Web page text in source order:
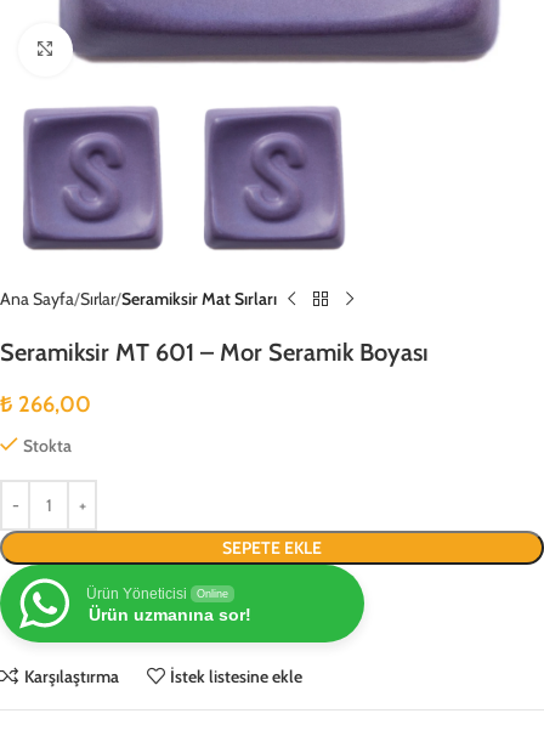
Büyütmek için tıklayın
Ana Sayfa Sırlar Seramiksir Mat Sırları
Seramiksir MT 601 – Mor Seramik Boyası
₺ 266,00
Stokta
SEPETE EKLE
Ürün Yöneticisi Online
Ürün uzmanına sor!
Karşılaştırma İstek listesine ekle